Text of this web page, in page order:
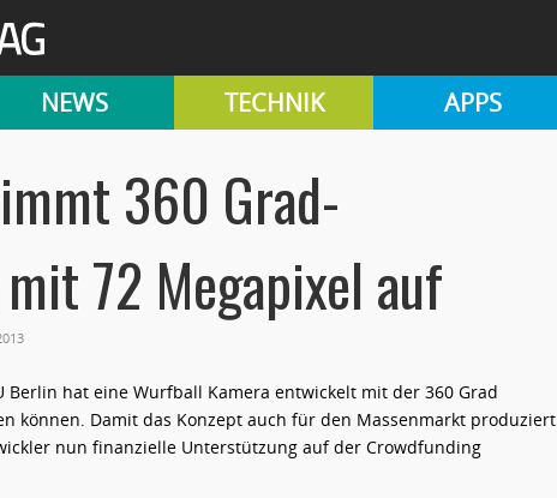
NEWS TECHNIK APPS
360 Grad-
72 Megapixel auf
Berlin hat eine Wurfball Kamera entwickelt mit der 360 Grad
können. Damit das Konzept auch für den Massenmarkt produziert
nun finanzielle Unterstützung auf der Crowdfunding